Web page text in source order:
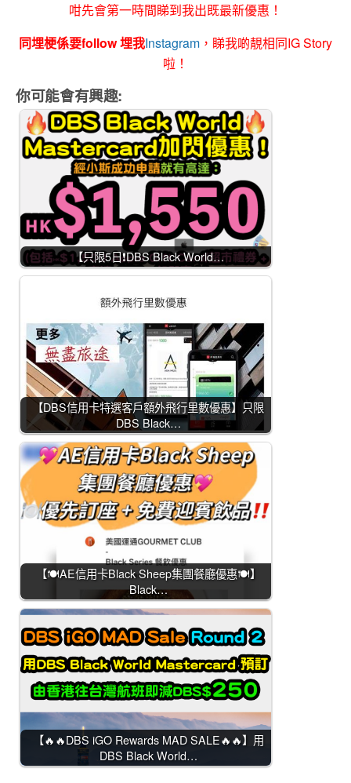
咁先會第一時間睇到我出既最新優惠！
同埋梗係要follow 埋我Instagram ，睇我啲靚相同IG Story
啦！
你可能會有興趣:
【只限5日❗DBS Black World…
【DBS信用卡特選客戶額外飛行里數優惠】只限
DBS Black…
【🍽️AE信用卡Black Sheep集團餐廳優惠🍽️】
Black…
【🔥🔥DBS iGO Rewards MAD SALE🔥🔥】用
DBS Black World…